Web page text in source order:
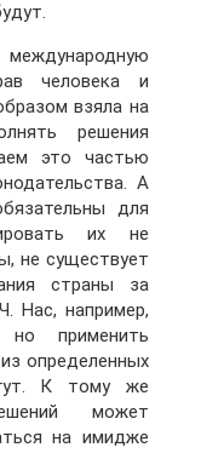
человека и
взяла на
решения
это частью
А
для
их не
не существует
страны за
Нас, например,
применить
определенных
К тому же
может
на имидже